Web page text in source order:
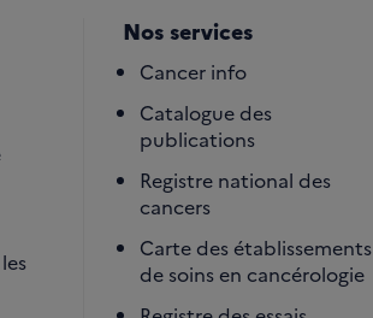
Nos services
Cancer info
Catalogue des
publications
Registre national des
cancers
Carte des établissements
de soins en cancérologie